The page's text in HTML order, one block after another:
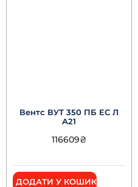
Вентс ВУТ 350 ПБ ЕС Л
А21
116609₴
ДОДАТИ У КОШИК